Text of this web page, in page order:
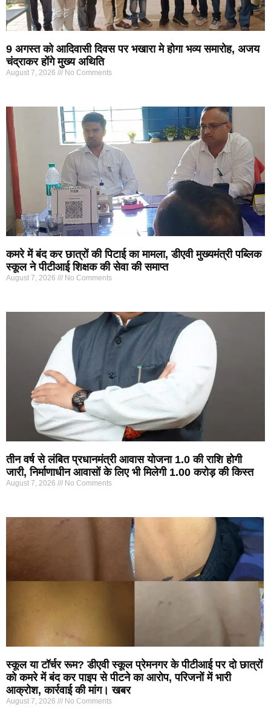
9 अगस्त को आदिवासी दिवस पर भखारा मे होगा भव्य समारोह, अजय
चंद्राकर होंगे मुख्य अथिति
August 7, 2026 No Comments
कमरे में बंद कर छात्रों की पिटाई का मामला, डीएवी मुख्यमंत्री पब्लिक
स्कूल ने पीटीआई शिक्षक की सेवा की समाप्त
August 7, 2026 No Comments
तीन वर्ष से लंबित प्रधानमंत्री आवास योजना 1.0 की राशि होगी
जारी, निर्माणाधीन आवासों के लिए भी मिलेगी 1.00 करोड़ की किस्त
August 7, 2026 No Comments
स्कूल या टॉर्चर रूम? डीएवी स्कूल प्रेमनगर के पीटीआई पर दो छात्रों
को कमरे में बंद कर पाइप से पीटने का आरोप, परिजनों में भारी
आक्रोश, कार्रवाई की मांग। खबर
August 7, 2026 No Comments